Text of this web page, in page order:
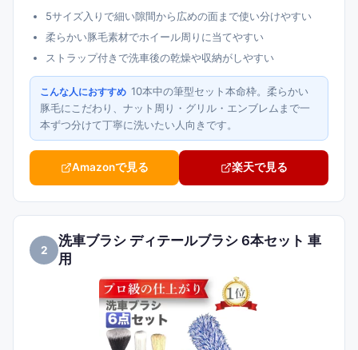
5サイズ入りで細い隙間から広めの面まで使い分けやすい
柔らかい豚毛素材でホイール周りに当てやすい
ストラップ付きで洗車後の乾燥や収納がしやすい
こんな人におすすめ 10本中の筆型セット本命枠。柔らかい
豚毛にこだわり、ナット周り・グリル・エンブレムまで一
本ずつ分けて丁寧に洗いたい人向きです。
Amazonで見る 楽天で見る
2
洗車ブラシ ディテールブラシ 6本セット 車
用